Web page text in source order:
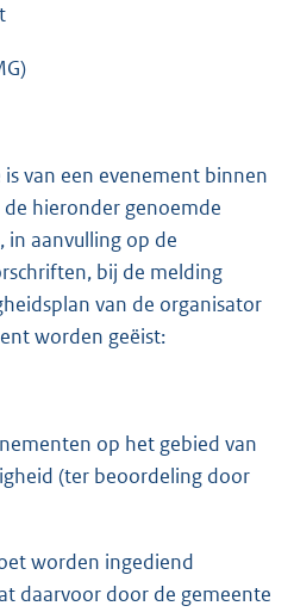
van een evenement binnen
hieronder genoemde
in aanvulling op de
bij de melding
van de organisator
worden geëist:
op het gebied van
(ter beoordeling door
worden ingediend
daarvoor door de gemeente